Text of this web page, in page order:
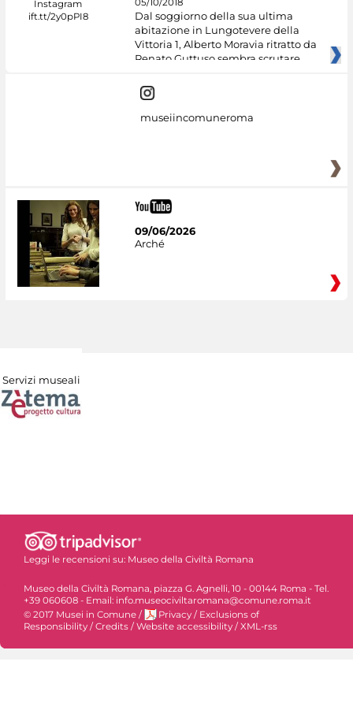
Dal soggiorno della sua ultima
abitazione in Lungotevere della
Vittoria 1, Alberto Moravia ritratto da
Renato Guttuso sembra scrutare
museiincomuneroma
09/06/2026
Arché
Servizi museali
Leggi le recensioni su: Museo della Civiltà Romana
Museo della Civiltà Romana, piazza G. Agnelli, 10 - 00144 Roma - Tel.
+39 060608 - Email: info.museociviltaromana@comune.roma.it
© 2017 Musei in Comune / Privacy / Exclusions of
Responsibility / Credits / Website accessibility / XML-rss